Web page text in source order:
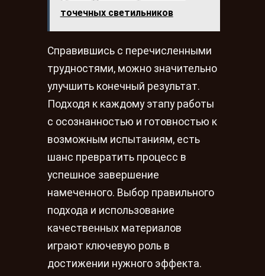
точечных светильников
Справившись с перечисленными
трудностями, можно значительно
улучшить конечный результат.
Подходя к каждому этапу работы
с осознанностью и готовностью к
возможным испытаниям, есть
шанс превратить процесс в
успешное завершение
намеченного. Выбор правильного
подхода и использование
качественных материалов
играют ключевую роль в
достижении нужного эффекта.